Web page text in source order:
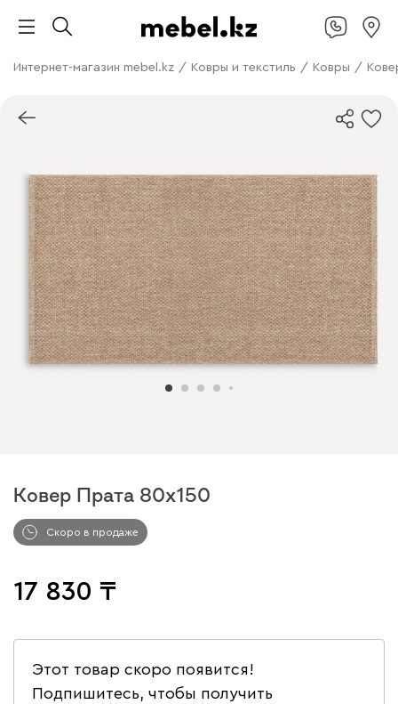
Интернет-магазин mebel.kz / Ковры и текстиль / Ковры /
Ковер Прата 80x150
Скоро в продаже
17 830
Этот товар скоро появится!
Подпишитесь, чтобы получить